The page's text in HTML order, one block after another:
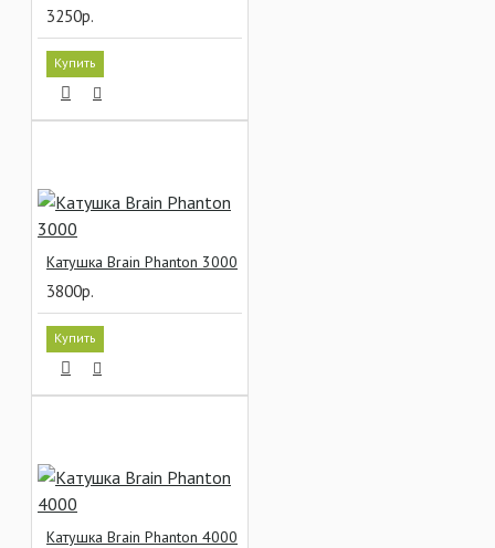
3250р.
Купить
Катушка Brain Phanton 3000
3800р.
Купить
Катушка Brain Phanton 4000